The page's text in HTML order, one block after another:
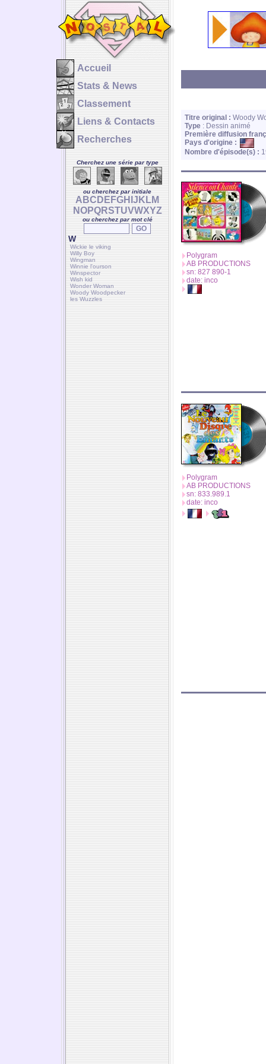
Accueil
Stats & News
Classement
Liens & Contacts
Recherches
Cherchez une série par type
ou cherchez par initiale
A BC D E FGH J K LM
NOPQRSTUVWXYZ
ou cherchez par mot clé
W
Wickie le viking
Willy Boy
Wingman
Winnie l'ourson
Winspector
Wish kid
Wonder Woman
Woody Woodpecker
les Wuzzles
Titre original : Woody
Type : Dessin animé
Première diffusion
Pays d'origine :
Nombre d'épisode(s) :
Polygram
AB PRODUCTIONS
sn: 827 890-1
date: inco
Polygram
AB PRODUCTIONS
sn: 833.989.1
date: inco